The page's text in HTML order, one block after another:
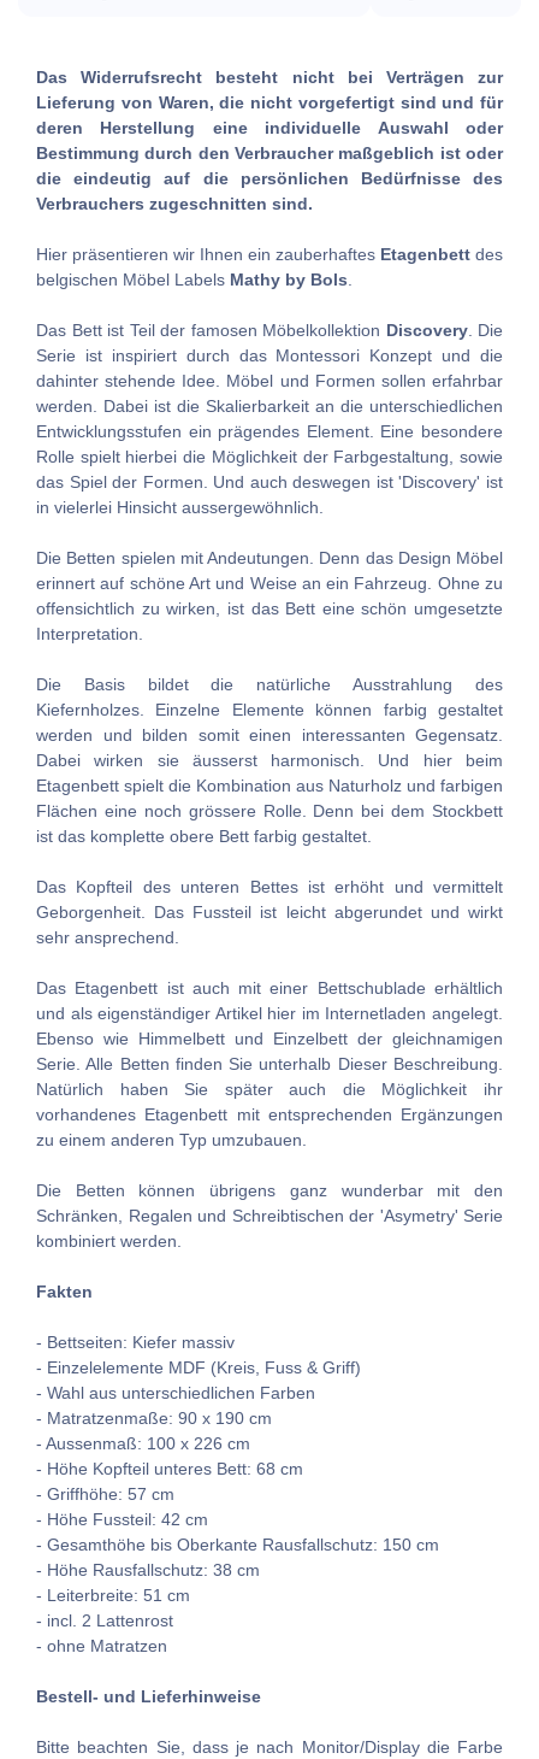
Das Widerrufsrecht besteht nicht bei Verträgen zur
Lieferung von Waren, die nicht vorgefertigt sind und für
deren Herstellung eine individuelle Auswahl oder
Bestimmung durch den Verbraucher maßgeblich ist oder
die eindeutig auf die persönlichen Bedürfnisse des
Verbrauchers zugeschnitten sind.
Hier präsentieren wir Ihnen ein zauberhaftes Etagenbett des
belgischen Möbel Labels Mathy by Bols.
Das Bett ist Teil der famosen Möbelkollektion Discovery. Die
Serie ist inspiriert durch das Montessori Konzept und die
dahinter stehende Idee. Möbel und Formen sollen erfahrbar
werden. Dabei ist die Skalierbarkeit an die unterschiedlichen
Entwicklungsstufen ein prägendes Element. Eine besondere
Rolle spielt hierbei die Möglichkeit der Farbgestaltung, sowie
das Spiel der Formen. Und auch deswegen ist 'Discovery' ist
in vielerlei Hinsicht aussergewöhnlich.
Die Betten spielen mit Andeutungen. Denn das Design Möbel
erinnert auf schöne Art und Weise an ein Fahrzeug. Ohne zu
offensichtlich zu wirken, ist das Bett eine schön umgesetzte
Interpretation.
Die Basis bildet die natürliche Ausstrahlung des
Kiefernholzes. Einzelne Elemente können farbig gestaltet
werden und bilden somit einen interessanten Gegensatz.
Dabei wirken sie äusserst harmonisch. Und hier beim
Etagenbett spielt die Kombination aus Naturholz und farbigen
Flächen eine noch grössere Rolle. Denn bei dem Stockbett
ist das komplette obere Bett farbig gestaltet.
Das Kopfteil des unteren Bettes ist erhöht und vermittelt
Geborgenheit. Das Fussteil ist leicht abgerundet und wirkt
sehr ansprechend.
Das Etagenbett ist auch mit einer Bettschublade erhältlich
und als eigenständiger Artikel hier im Internetladen angelegt.
Ebenso wie Himmelbett und Einzelbett der gleichnamigen
Serie. Alle Betten finden Sie unterhalb Dieser Beschreibung.
Natürlich haben Sie später auch die Möglichkeit ihr
vorhandenes Etagenbett mit entsprechenden Ergänzungen
zu einem anderen Typ umzubauen.
Die Betten können übrigens ganz wunderbar mit den
Schränken, Regalen und Schreibtischen der 'Asymetry' Serie
kombiniert werden.
Fakten
- Bettseiten: Kiefer massiv
- Einzelelemente MDF (Kreis, Fuss & Griff)
- Wahl aus unterschiedlichen Farben
- Matratzenmaße: 90 x 190 cm
- Aussenmaß: 100 x 226 cm
- Höhe Kopfteil unteres Bett: 68 cm
- Griffhöhe: 57 cm
- Höhe Fussteil: 42 cm
- Gesamthöhe bis Oberkante Rausfallschutz: 150 cm
- Höhe Rausfallschutz: 38 cm
- Leiterbreite: 51 cm
- incl. 2 Lattenrost
- ohne Matratzen
Bestell- und Lieferhinweise
Bitte beachten Sie, dass je nach Monitor/Display die Farbe